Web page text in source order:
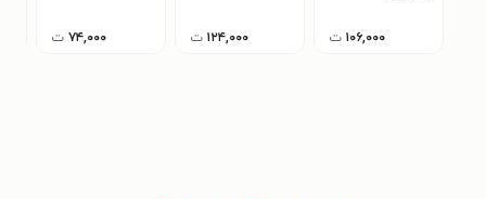
۱۰۶,۰۰۰ ت ۱۲۴,۰۰۰ ت ۷۴,۰۰۰ ت